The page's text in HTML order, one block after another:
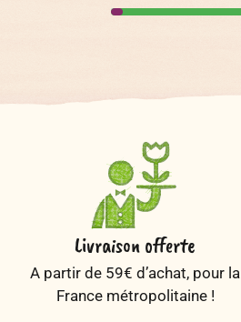
Livraison offerte
A partir de 59€ d’achat, pour la
France métropolitaine !